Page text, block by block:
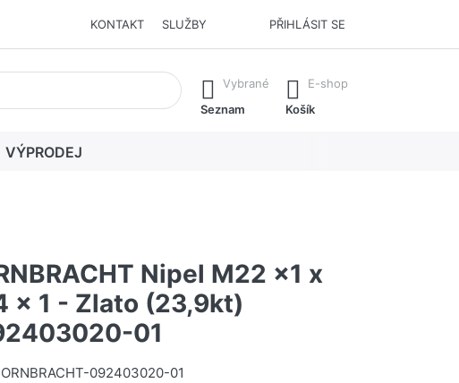
KONTAKT SLUŽBY PŘIHLÁSIT SE
Stisknutím klávesy Enter vyvoláte všechny výsledky.
Vybrané
Seznam
E-shop
Košík
VÝPRODEJ
Nipel M22 x1 x
x 1 - Zlato (23,9kt)
01
092403020-01